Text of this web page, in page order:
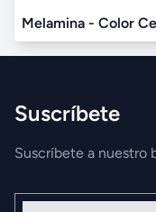
Melamina - Color
Suscríbete
Suscríbete a nuestro
Nombre y Apellidos